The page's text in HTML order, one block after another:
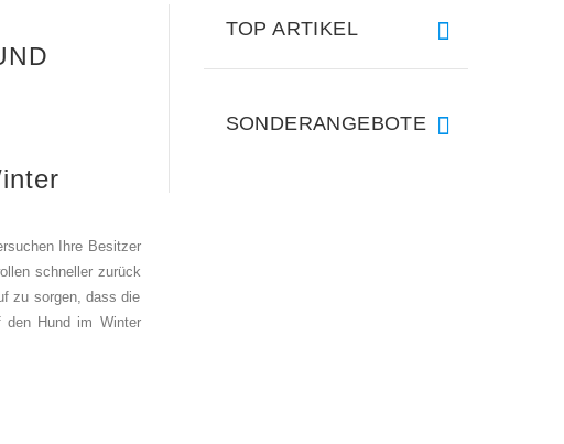
Ihre Besitzer
schneller zurück
zu sorgen, dass die
den Hund im Winter
TOP ARTIKEL
SONDERANGEBOTE